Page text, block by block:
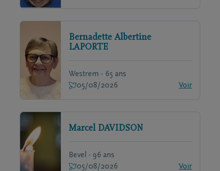
Bernadette Albertine
LAPORTE
Westrem - 65 ans
05/08/2026
Voir
Marcel DAVIDSON
Bevel - 96 ans
05/08/2026
Voir